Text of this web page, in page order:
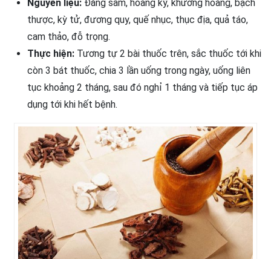
Nguyên liệu: Đẳng sâm, hoàng kỳ, khương hoàng, bạch
thược, kỳ tử, đương quy, quế nhục, thục địa, quả táo,
cam thảo, đỗ trọng.
Thực hiện: Tương tự 2 bài thuốc trên, sắc thuốc tới khi
còn 3 bát thuốc, chia 3 lần uống trong ngày, uống liên
tục khoảng 2 tháng, sau đó nghỉ 1 tháng và tiếp tục áp
dụng tới khi hết bệnh.